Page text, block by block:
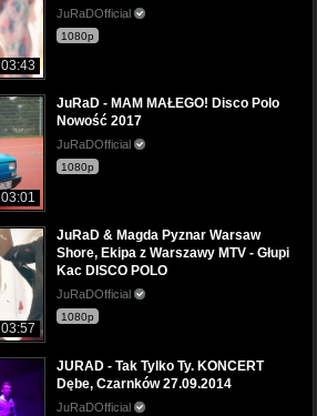
03:43
JuRaDOfficial
1080p
03:01
JuRaD - MAM MAŁEGO! Disco Polo
Nowość 2017
JuRaDOfficial
1080p
03:57
JuRaD & Magda Pyznar Warsaw
Shore, Ekipa z Warszawy MTV - Głupi
Kac DISCO POLO
JuRaDOfficial
1080p
JURAD - Tak Tylko Ty. KONCERT
Dębe, Czarnków 27.09.2014
JuRaDOfficial